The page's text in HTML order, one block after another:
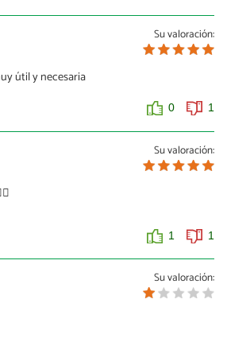
Su valoración:
útil y necesaria
0 1
Su valoración:
1 1
Su valoración: